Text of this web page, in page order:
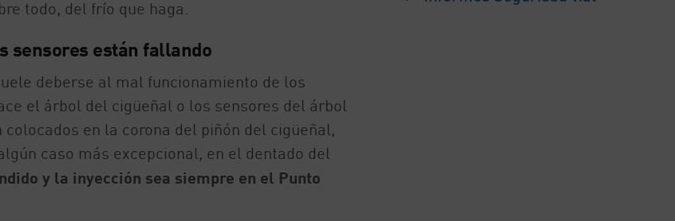
todo, del frío que haga.
sensores están fallando
deberse al mal funcionamiento de los
el árbol del cigüeñal o los sensores del árbol
en la corona del piñón del cigüeñal,
caso más excepcional, en el dentado del
y la inyección sea siempre en el Punto